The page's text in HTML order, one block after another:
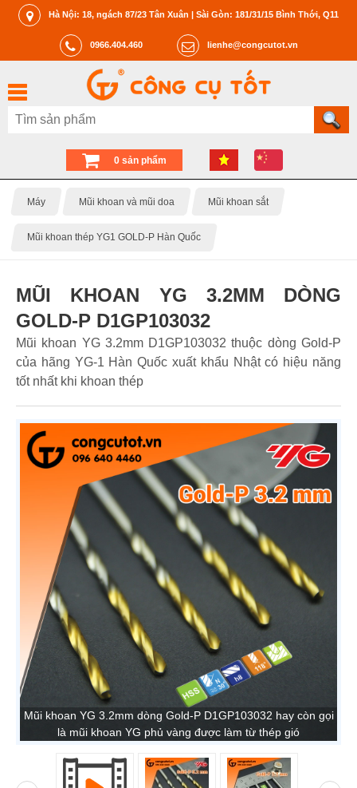
Hà Nội: 18, ngách 87/23 Tân Xuân | Sài Gòn: 181/31/15 Bình Thới, Q11
0966.404.460 lienhe@congcutot.vn
0 sản phẩm
Máy Mũi khoan và mũi doa Mũi khoan sắt
Mũi khoan thép YG1 GOLD-P Hàn Quốc
MŨI KHOAN YG 3.2MM DÒNG
GOLD-P D1GP103032
Mũi khoan YG 3.2mm D1GP103032 thuộc dòng Gold-P
của hãng YG-1 Hàn Quốc xuất khẩu Nhật có hiệu năng
tốt nhất khi khoan thép
Mũi khoan YG 3.2mm dòng Gold-P D1GP103032 hay còn gọi
là mũi khoan YG phủ vàng được làm từ thép gió